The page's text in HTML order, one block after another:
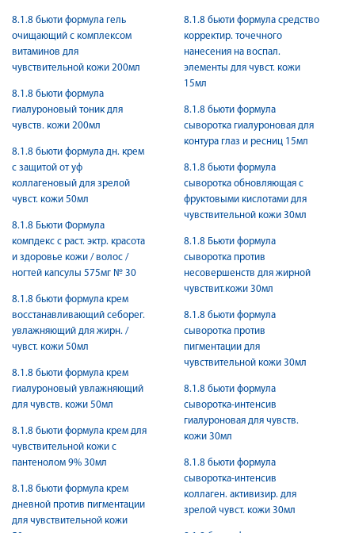
8.1.8 бьюти формула гель
очищающий с комплексом
витаминов для
чувствительной кожи 200мл
8.1.8 бьюти формула
гиалуроновый тоник для
чувств. кожи 200мл
8.1.8 бьюти формула дн. крем
с защитой от уф
коллагеновый для зрелой
чувст. кожи 50мл
8.1.8 Бьюти Формула
компдекс с раст. эктр. красота
и здоровье кожи / волос /
ногтей капсулы 575мг № 30
8.1.8 бьюти формула крем
восстанавливающий себорег.
увлажняющий для жирн. /
чувст. кожи 50мл
8.1.8 бьюти формула крем
гиалуроновый увлажняющий
для чувств. кожи 50мл
8.1.8 бьюти формула крем для
чувствительной кожи с
пантенолом 9% 30мл
8.1.8 бьюти формула крем
дневной против пигментации
для чувствительной кожи
8.1.8 бьюти формула средство
корректир. точечного
нанесения на воспал.
элементы для чувст. кожи
15мл
8.1.8 бьюти формула
сыворотка гиалуроновая для
контура глаз и ресниц 15мл
8.1.8 бьюти формула
сыворотка обновляющая с
фруктовыми кислотами для
чувствительной кожи 30мл
8.1.8 Бьюти формула
сыворотка против
несовершенств для жирной
чувствит.кожи 30мл
8.1.8 бьюти формула
сыворотка против
пигментации для
чувствительной кожи 30мл
8.1.8 бьюти формула
сыворотка-интенсив
гиалуроновая для чувств.
кожи 30мл
8.1.8 бьюти формула
сыворотка-интенсив
коллаген. активизир. для
зрелой чувст. кожи 30мл